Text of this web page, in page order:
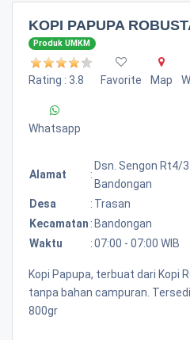
KOPI PAPUPA
Produk UMKM
Rating : 3.8 Favorite Map
Whatsapp
Alamat :
Dsn. Sengon Rt4/
Bandongan
Desa
: Trasan
Kecamatan : Bandongan
Waktu
:07:00 - 07:00 WIB
Kopi Papupa, terbuat dari Kopi
tanpa bahan campuran.
800gr